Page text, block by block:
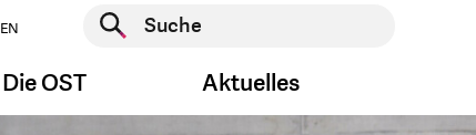
EN
Suche starten
Die OST Aktuelles